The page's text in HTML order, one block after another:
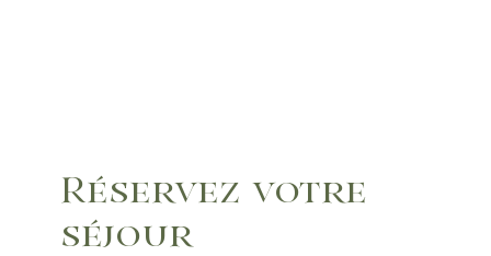
Réservez votre
séjour